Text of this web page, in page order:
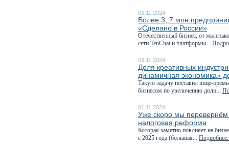
03.11.2024
Более 3, 7 млн
«Сделано в России»
Отечественный бизнес, от
сети TenChat и платформы...
03.11.2024
Доля креативных
динамичная экономика»
Такую задачу поставил вице-
бизнесом по увеличению доли...
01.11.2024
Уже скоро мы перевернём
налоговая реформа
Которая заметно повлияет на
с 2025 года (большая...